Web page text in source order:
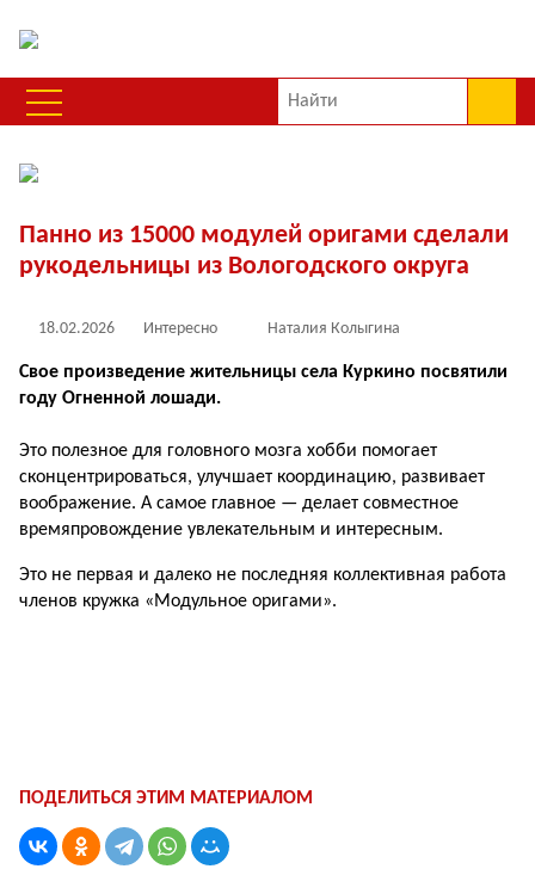
Панно из 15000 модулей оригами сделали
рукодельницы из Вологодского округа
18.02.2026 Интересно Наталия Колыгина
Свое произведение жительницы села Куркино посвятили
году Огненной лошади.
Это полезное для головного мозга хобби помогает
сконцентрироваться, улучшает координацию, развивает
воображение. А самое главное — делает совместное
времяпровождение увлекательным и интересным.
Это не первая и далеко не последняя коллективная работа
членов кружка «Модульное оригами».
ПОДЕЛИТЬСЯ ЭТИМ МАТЕРИАЛОМ